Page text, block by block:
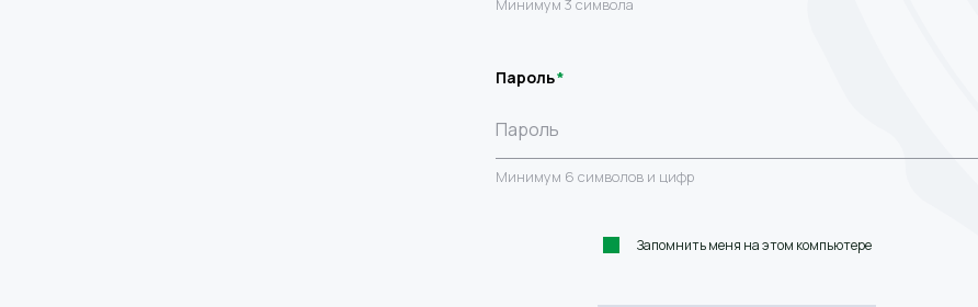
Минимум 3 символа
Пароль
Минимум 6 символов и цифр
Запомнить меня на этом компьютере